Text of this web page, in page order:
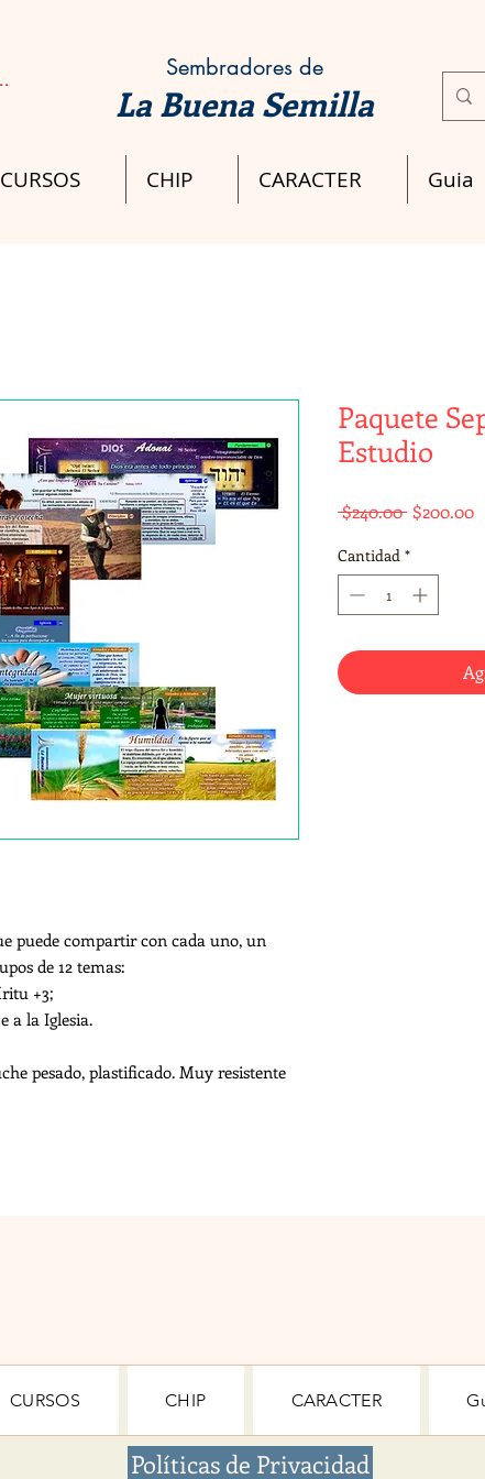
Sembradores de
La Buena Semilla
CURSOS CHIP CARACTER Guia
puede compartir con cada uno, un
de 12 temas:
+3;
a la Iglesia.
pesado, plastificado. Muy resistente
Paquete
Estudio
$240.00 Precio
$200.00
Cantidad *
CURSOS CHIP CARACTER
Políticas de Privacidad